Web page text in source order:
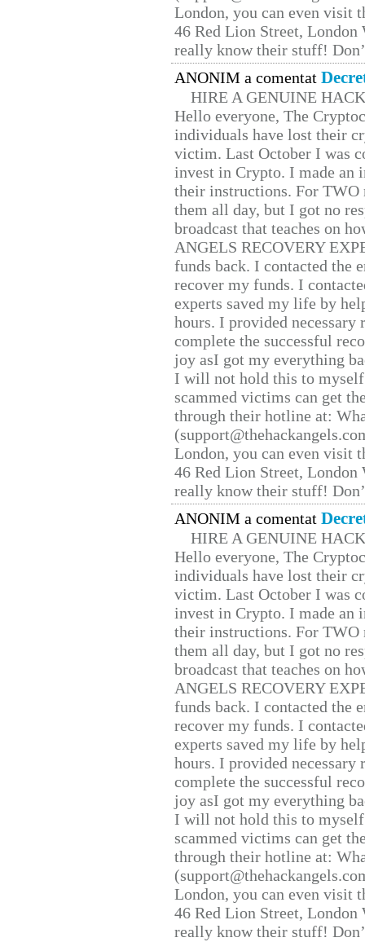
London, you can even visit
46 Red Lion Street, London
really know their stuff!
ANONIM a comentat
HIRE A GENUINE
Hello everyone, The
individuals have lost their
victim. Last October I was
invest in Crypto. I made
their instructions. For TWO
them all day, but I got no
broadcast that teaches on
ANGELS RECOVERY
funds back. I contacted the
recover my funds. I
experts saved my life by
hours. I provided
complete the successful
joy asI got my everything
I will not hold this to
scammed victims can get
through their hotline at:
London, you can even visit
46 Red Lion Street, London
really know their stuff!
ANONIM a comentat
HIRE A GENUINE
Hello everyone, The
individuals have lost their
victim. Last October I was
invest in Crypto. I made
their instructions. For TWO
them all day, but I got no
broadcast that teaches on
ANGELS RECOVERY
funds back. I contacted the
recover my funds. I
experts saved my life by
hours. I provided
complete the successful
joy asI got my everything
I will not hold this to
scammed victims can get
through their hotline at:
London, you can even visit
46 Red Lion Street, London
really know their stuff!